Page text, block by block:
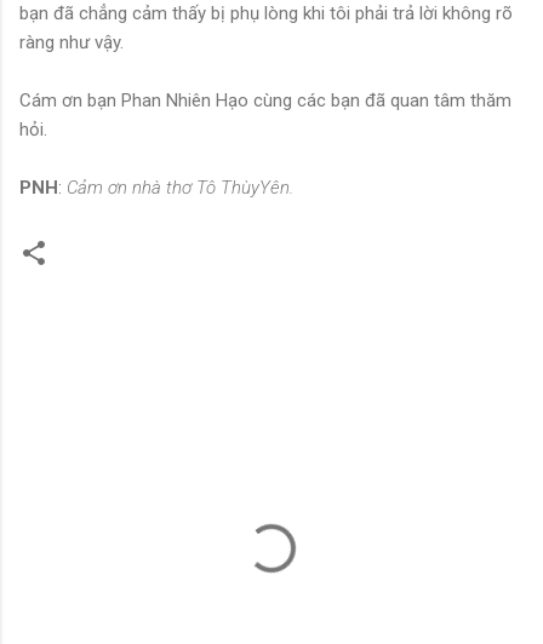
bạn đã chẳng cảm thấy bị phụ lòng khi tôi phải trả lời không rõ
ràng như vậy.
Cám ơn bạn Phan Nhiên Hạo cùng các bạn đã quan tâm thăm
hỏi.
PNH: Cảm ơn nhà thơ Tô ThùyYên.